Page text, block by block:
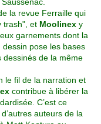
la revue Ferraille qui
trash", et Moolinex y
garnements dont la
pose les bases
dessinés de la même
le fil de la narration et
contribue à libérer la
C’est ce
auteurs de la